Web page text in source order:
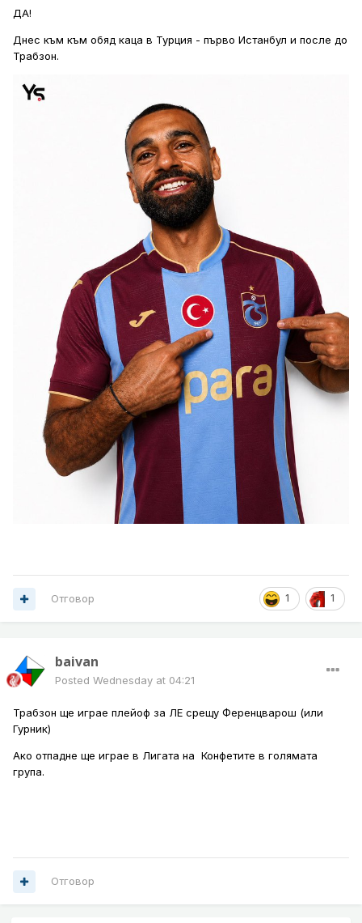
ДА!
Днес към към обяд каца в Турция - първо Истанбул и после до
Трабзон.
1 1
Отговор
baivan
Posted Wednesday at 04:21
Трабзон ще играе плейоф за ЛЕ срещу Ференцварош (или
Гурник)
Ако отпадне ще играе в Лигата на Конфетите в голямата
група.
Отговор